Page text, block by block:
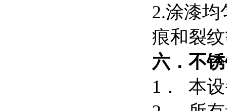
2.涂漆
痕和裂
六． 不
1． 本